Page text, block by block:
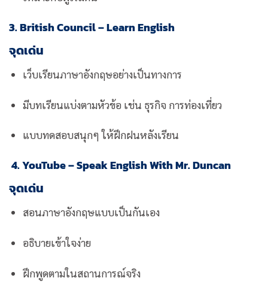
3. British Council – Learn English
จุดเด่น
เว็บเรียนภาษาอังกฤษอย่างเป็นทางการ
มีบทเรียนแบ่งตามหัวข้อ เช่น ธุรกิจ การท่องเที่ยว
แบบทดสอบสนุกๆ ให้ฝึกฝนหลังเรียน
4. YouTube – Speak English With Mr. Duncan
จุดเด่น
สอนภาษาอังกฤษแบบเป็นกันเอง
อธิบายเข้าใจง่าย
ฝึกพูดตามในสถานการณ์จริง